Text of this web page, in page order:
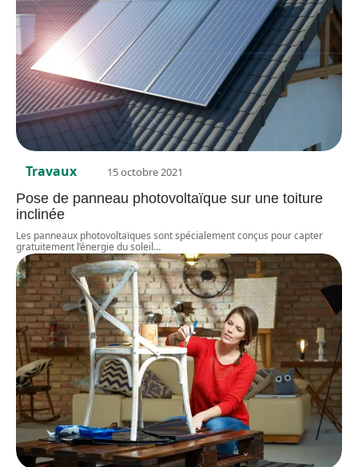
Travaux 15 octobre 2021
Pose de panneau photovoltaïque sur une toiture
inclinée
Les panneaux photovoltaïques sont spécialement conçus pour capter
gratuitement l’énergie du soleil…